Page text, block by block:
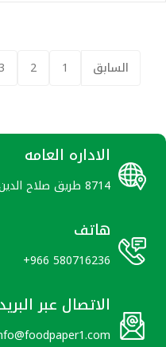
السابق 1
2
3
الاداره العامه
8714 طريق صلاح الدين الأيوبي، الضباط، الرياض
هاتف
+966 580716236
الاتصال عبر